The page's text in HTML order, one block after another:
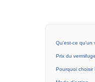
Qu'est-ce qu'un
Prix du
Pourquoi choisir